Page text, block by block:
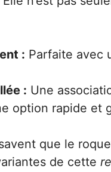
: Parfaite avec
: Une
option rapide et
que le
de cette